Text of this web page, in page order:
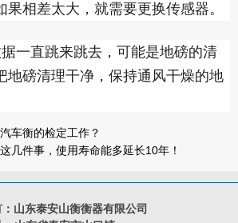
果相差太大，就需要更换传感器。
一直跳来跳去，可能是地磅的清
地磅清理干净，保持通风干燥的地
车衡的检定工作？
几件事，使用寿命能多延长10年！
：山东泰安山衡衡器有限公司